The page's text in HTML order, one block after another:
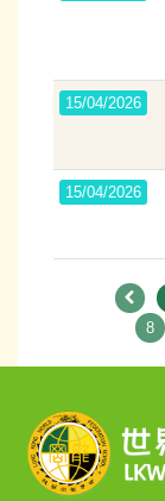
15/04/2026
15/04/2026
8